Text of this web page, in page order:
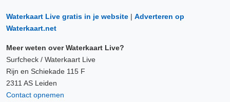
Waterkaart Live gratis in je website | Adverteren op
Waterkaart.net
Meer weten over Waterkaart Live?
Surfcheck / Waterkaart Live
Rijn en Schiekade 115 F
2311 AS Leiden
Contact opnemen